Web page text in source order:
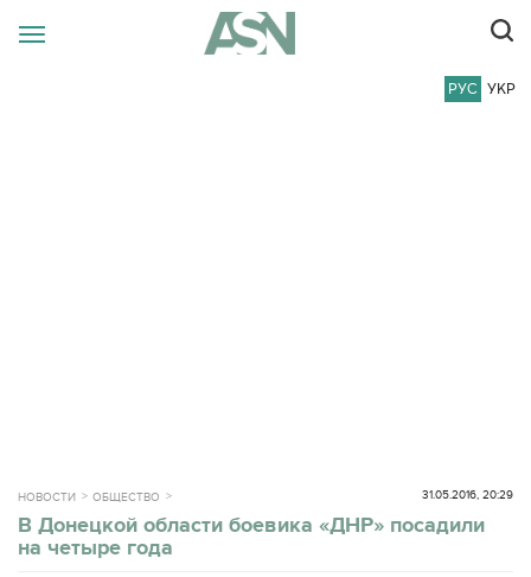
РУС УКР
НОВОСТИ ОБЩЕСТВО 31.05.2016, 20:29
В Донецкой области боевика «ДНР» посадили
на четыре года